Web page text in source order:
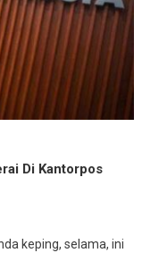
Di Kantorpos
keping, selama, ini